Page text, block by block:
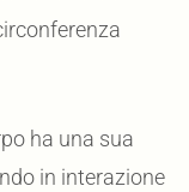
ha una sua
in interazione